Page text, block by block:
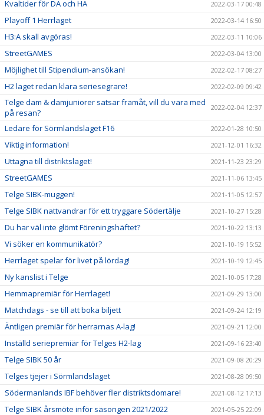
Kvaltider för DA och HA 2022-03-17 00:48
Playoff 1 Herrlaget 2022-03-14 16:50
H3:A skall avgöras! 2022-03-11 10:06
StreetGAMES 2022-03-04 13:00
Möjlighet till Stipendium-ansökan! 2022-02-17 08:27
H2 laget redan klara seriesegrare! 2022-02-09 09:42
Telge dam & damjuniorer satsar framåt, vill du vara med
på resan?
2022-02-04 12:37
Ledare för Sörmlandslaget F16 2022-01-28 10:50
Viktig information! 2021-12-01 16:32
Uttagna till distriktslaget! 2021-11-23 23:29
StreetGAMES 2021-11-06 13:45
Telge SIBK-muggen! 2021-11-05 12:57
Telge SIBK nattvandrar för ett tryggare Södertälje 2021-10-27 15:28
Du har väl inte glömt Föreningshäftet? 2021-10-22 13:13
Vi söker en kommunikatör? 2021-10-19 15:52
Herrlaget spelar för livet på lördag! 2021-10-19 12:45
Ny kanslist i Telge 2021-10-05 17:28
Hemmapremiär för Herrlaget! 2021-09-29 13:00
Matchdags - se till att boka biljett 2021-09-24 12:19
Äntligen premiär för herrarnas A-lag! 2021-09-21 12:00
Inställd seriepremiär för Telges H2-lag 2021-09-16 23:40
Telge SIBK 50 år 2021-09-08 20:29
Telges tjejer i Sörmlandslaget 2021-08-28 09:50
Södermanlands IBF behöver fler distriktsdomare! 2021-08-12 17:13
Telge SIBK årsmöte inför säsongen 2021/2022 2021-05-25 22:09